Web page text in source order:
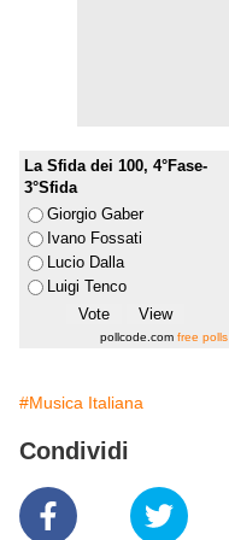
La Sfida dei 100, 4°Fase-
3°Sfida
Giorgio Gaber
Ivano Fossati
Lucio Dalla
Luigi Tenco
pollcode.com free polls
#Musica Italiana
Condividi